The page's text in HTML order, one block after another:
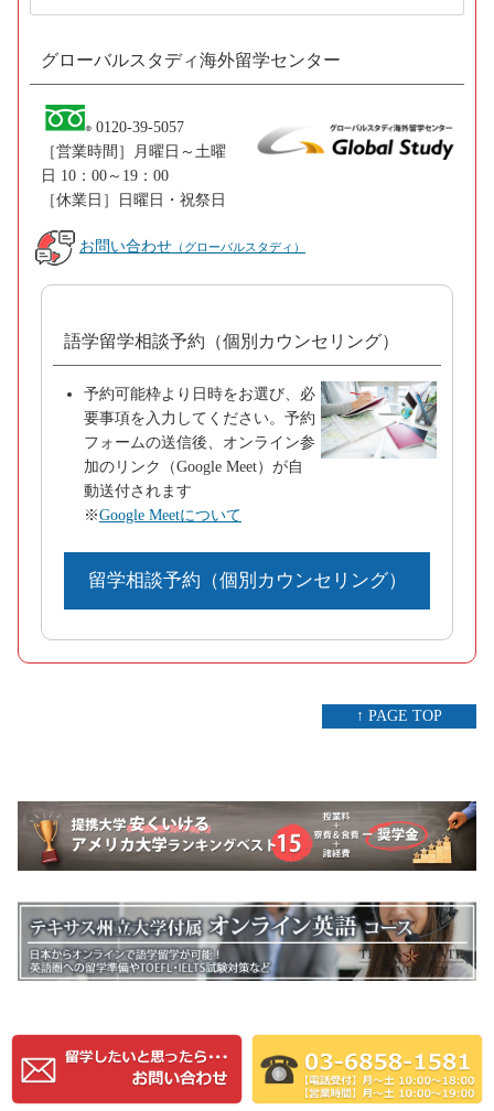
グローバルスタディ海外留学センター
0120-39-5057
［営業時間］月曜日～土曜
日 10：00～19：00
［休業日］日曜日・祝祭日
お問い合わせ （グローバルスタディ）
語学留学相談予約（個別カウンセリング）
予約可能枠より日時をお選び、必
要事項を入力してください。予約
フォームの送信後、オンライン参
加のリンク（Google Meet）が自
動送付されます
※Google Meetについて
留学相談予約（個別カウンセリング）
↑ PAGE TOP